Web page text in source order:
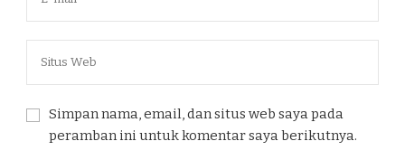
Simpan nama, email, dan situs web saya pada
peramban ini untuk komentar saya berikutnya.